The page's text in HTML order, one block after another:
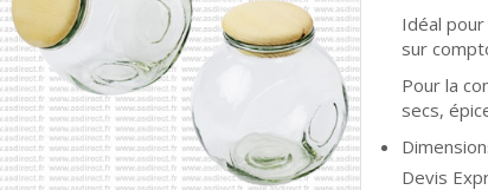
Idéal
sur
Pour la
secs,
Devis